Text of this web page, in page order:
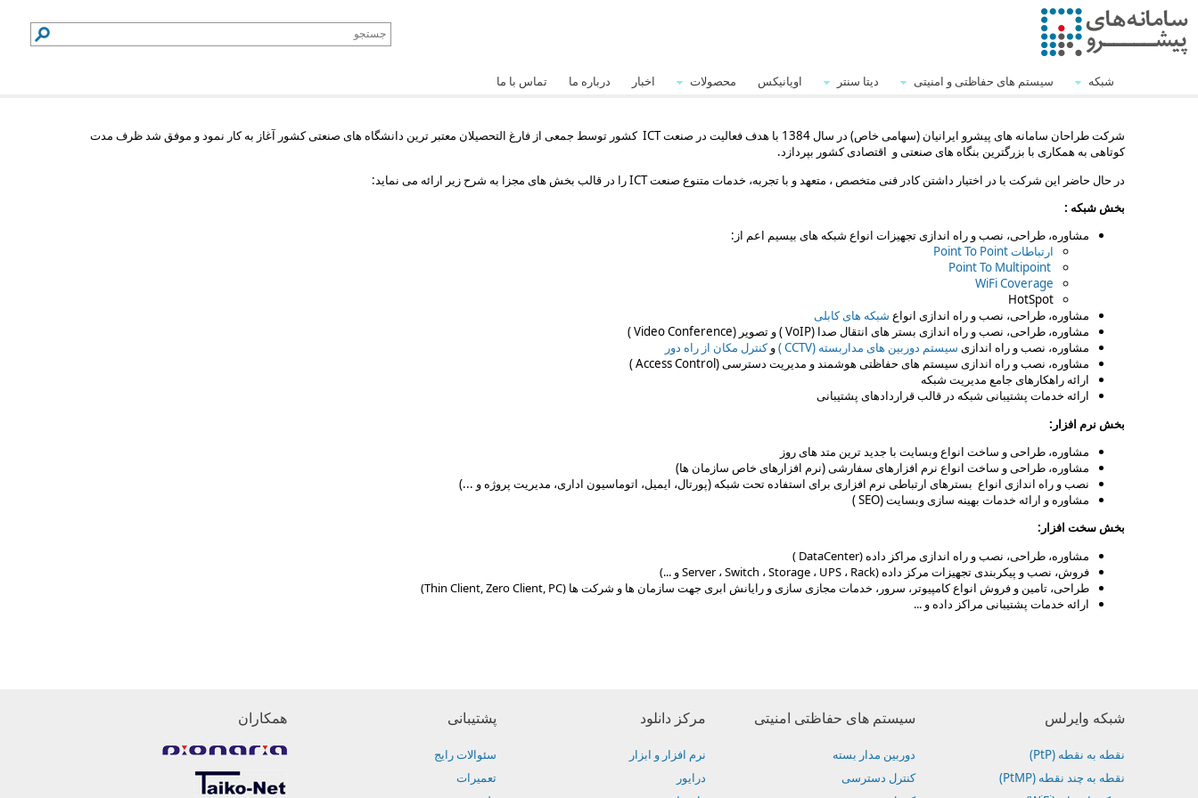
شبکه سیستم های حفاظتی و امنیتی دیتا سنتر اویانیکس محصولات اخبار درباره ما تماس با ما
شرکت طراحان سامانه های پیشرو ایرانیان (سهامی خاص) در سال 1384 با هدف فعالیت در صنعت ICT
کشور توسط جمعی از فارغ التحصیلان معتبر ترین دانشگاه های صنعتی کشور آغاز به کار نمود و موفق شد ظرف مدت
کوتاهی به همکاری با بزرگترین بنگاه های صنعتی و اقتصادی کشور بپردازد.
در حال حاضر این شرکت با در اختیار داشتن کادر فنی متخصص ، متعهد و با تجربه، خدمات متنوع صنعتICTرا در قالب بخش های مجزا به شرح زیر ارائه می نماید:
بخش شبکه :
مشاوره، طراحی، نصب و راه اندازی تجهیزات انواع شبکه های بیسیم اعم از:
ارتباطاتPoint To Point
Point To Multipoint
WiFi Coverage
HotSpot
مشاوره، طراحی، نصب و راه اندازی انواع شبکه های کابلی
مشاوره، طراحی، نصب و راه اندازی بستر های انتقال صدا (
VoIP) و تصویر (Video Conference
)
مشاوره، نصب و راه اندازی سیستم دوربین های مداربسته (CCTV
)وکنترل مکان از راه دور
مشاوره، نصب و راه اندازی سیستم های حفاظتی هوشمند و مدیریت دسترسی (Access Control
)
ارائه راهکارهای جامع مدیریت شبکه
ارائه خدمات پشتیبانی شبکه در قالب قراردادهای پشتیبانی
بخش نرم افزار:
مشاوره، طراحی و ساخت انواع وبسایت با جدید ترین متد های روز
مشاوره، طراحی و ساخت انواع نرم افزارهای سفارشی (نرم افزارهای خاص سازمان ها)
نصب و راه اندازی انواع بسترهای ارتباطی نرم افزاری برای استفاده تحت شبکه (پورتال، ایمیل، اتوماسیون اداری، مدیریت پروژه و ...)
مشاوره و ارائه خدمات بهینه سازی وبسایت (SEO
)
بخش سخت افزار:
مشاوره، طراحی، نصب و راه اندازی مراکز داده (DataCenter )
فروش، نصب و پیکربندی تجهیزات مرکز داده (Server ، Switch ، Storage ، UPS ، Rack و ...)
طراحی، تامین و فروش انواع کامپیوتر، سرور، خدمات مجازی سازی و رایانش ابری جهت سازمان ها و شرکت ها (Thin Client, Zero Client, PC)
ارائه خدمات پشتیبانی مراکز داده و ...
شبکه وایرلس
نقطه به نقطه (PtP)
نقطه به چند نقطه (PtMP)
سیستم های حفاظتی امنیتی
دوربین مدار بسته
کنترل دسترسی
مرکز دانلود
نرم افزار و ابزار
درایور
پشتیبانی
سئوالات رایج
تعمیرات
همکاران